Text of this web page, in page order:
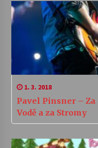
1. 3. 2018
Pavel Pinsner –
Vodě a za Stromy